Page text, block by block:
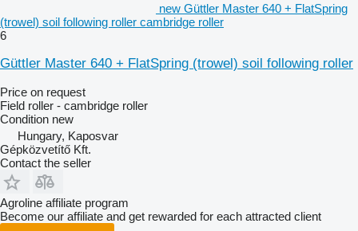
new Güttler Master 640 + FlatSpring
(trowel) soil following roller cambridge roller
6
Güttler Master 640 + FlatSpring (trowel) soil following roller
Price on request
Field roller - cambridge roller
Condition new
Hungary, Kaposvar
Gépközvetítő Kft.
Contact the seller
Agroline affiliate program
Become our affiliate and get rewarded for each attracted client